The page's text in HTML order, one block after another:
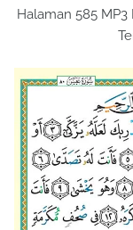
Halaman 585